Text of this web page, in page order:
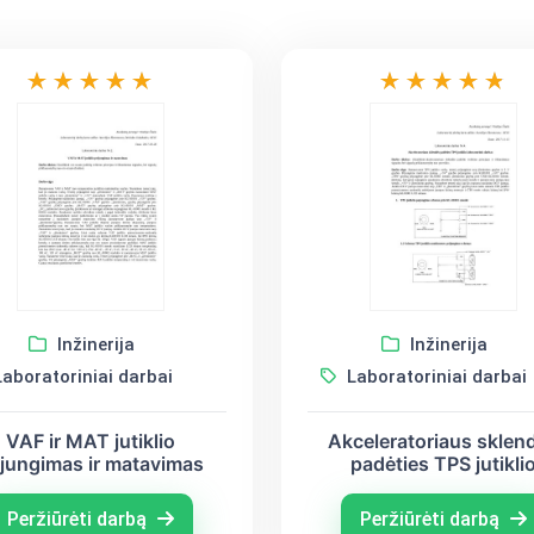
Inžinerija
darbai
VAF ir MAT jutiklio
ir matavimas
Peržiūrėti darbą
Inžinerija
Laboratoriniai darbai
Akceleratoriaus
padėties TPS jutiklio
Peržiūrėti darbą